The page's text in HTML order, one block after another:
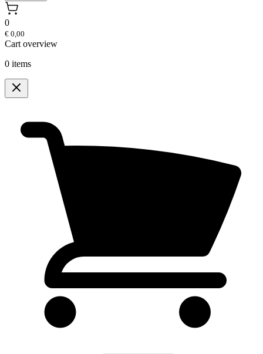
0
€ 0,00
Cart overview
0 items